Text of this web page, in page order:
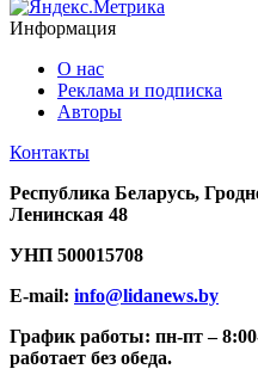
Информация
О нас
Реклама и подписка
Авторы
Контакты
Республика Беларусь,
Ленинская 48
УНП 500015708
E-mail: info@lidanews.by
График работы: пн-пт –
работает без обеда.